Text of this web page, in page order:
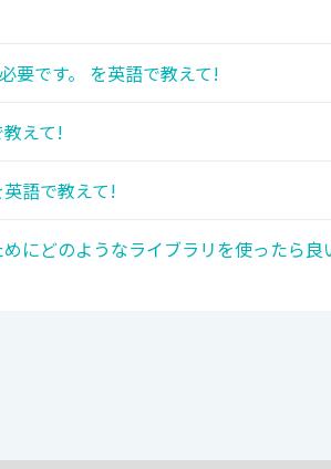
要です。 を英語で教えて!
えて!
語で教えて!
にどのようなライブラリを使ったら良